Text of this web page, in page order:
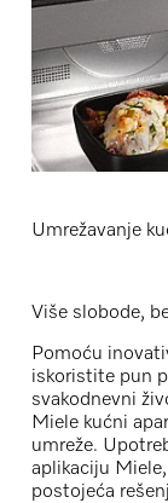
Umrežavanje
Više slobode,
Pomoću
iskoristite pun
svakodnevni
Miele kućni
umreže.
aplikaciju
postojeća